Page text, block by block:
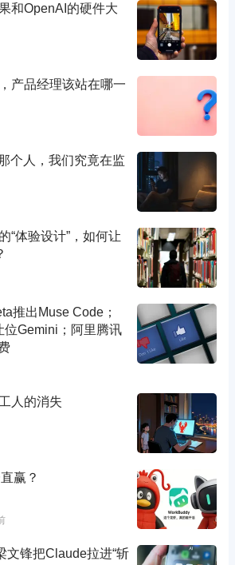
和OpenAI的硬件大
产品经理该站在哪一
个人，我们究竟在监
“体验设计”，如何让
推出Muse Code；
位Gemini；阿里腾讯
人的消失
赢？
文锋把Claude拉进“斩